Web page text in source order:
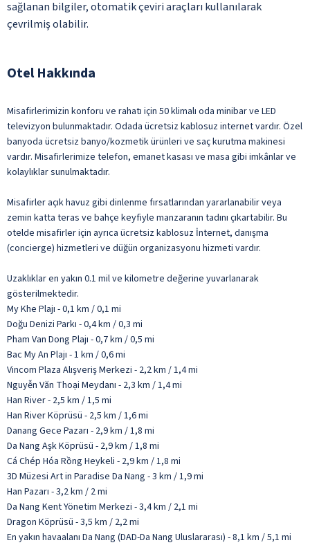
sağlanan bilgiler, otomatik çeviri araçları kullanılarak
çevrilmiş olabilir.
Otel Hakkında
Misafirlerimizin konforu ve rahatı için 50 klimalı oda minibar ve LED
televizyon bulunmaktadır. Odada ücretsiz kablosuz internet vardır. Özel
banyoda ücretsiz banyo/kozmetik ürünleri ve saç kurutma makinesi
vardır. Misafirlerimize telefon, emanet kasası ve masa gibi imkânlar ve
kolaylıklar sunulmaktadır.
Misafirler açık havuz gibi dinlenme fırsatlarından yararlanabilir veya
zemin katta teras ve bahçe keyfiyle manzaranın tadını çıkartabilir. Bu
otelde misafirler için ayrıca ücretsiz kablosuz İnternet, danışma
(concierge) hizmetleri ve düğün organizasyonu hizmeti vardır.
Uzaklıklar en yakın 0.1 mil ve kilometre değerine yuvarlanarak
gösterilmektedir.
My Khe Plajı - 0,1 km / 0,1 mi
Doğu Denizi Parkı - 0,4 km / 0,3 mi
Pham Van Dong Plajı - 0,7 km / 0,5 mi
Bac My An Plajı - 1 km / 0,6 mi
Vincom Plaza Alışveriş Merkezi - 2,2 km / 1,4 mi
Nguyễn Văn Thoại Meydanı - 2,3 km / 1,4 mi
Han River - 2,5 km / 1,5 mi
Han River Köprüsü - 2,5 km / 1,6 mi
Danang Gece Pazarı - 2,9 km / 1,8 mi
Da Nang Aşk Köprüsü - 2,9 km / 1,8 mi
Cá Chép Hóa Rồng Heykeli - 2,9 km / 1,8 mi
3D Müzesi Art in Paradise Da Nang - 3 km / 1,9 mi
Han Pazarı - 3,2 km / 2 mi
Da Nang Kent Yönetim Merkezi - 3,4 km / 2,1 mi
Dragon Köprüsü - 3,5 km / 2,2 mi
En yakın havaalanı Da Nang (DAD-Da Nang Uluslararası) - 8,1 km / 5,1 mi